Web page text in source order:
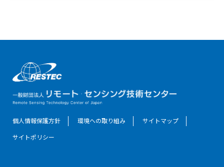
個人情報保護方針 環境への取り組み
サイトマップ
サイトポリシー